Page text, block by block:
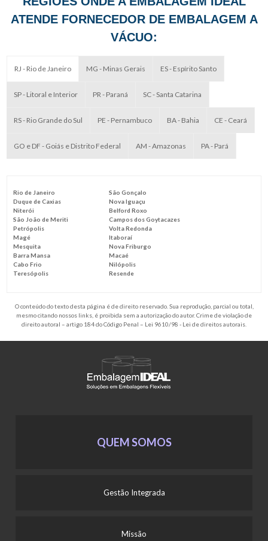
ATENDE FORNECEDOR DE EMBALAGEM A
VÁCUO:
RJ - Rio de Janeiro MG - Minas Gerais ES - Espírito Santo
SP - Litoral e Interior PR - Paraná SC - Santa Catarina
RS - Rio Grande do Sul PE - Pernambuco BA - Bahia CE - Ceará
GO e DF - Goiás e Distrito Federal AM - Amazonas PA - Pará
Rio de Janeiro
São Gonçalo
Duque de Caxias
Nova Iguaçu
Niterói
Belford Roxo
São João de Meriti
Campos dos Goytacazes
Petrópolis
Volta Redonda
Magé
Itaboraí
Mesquita
Nova Friburgo
Barra Mansa
Macaé
Cabo Frio
Nilópolis
Teresópolis
Resende
O conteúdo do texto desta página é de direito reservado. Sua reprodução, parcial ou total,
mesmo citando nossos links, é proibida sem a autorização do autor. Crime de violação de
direito autoral – artigo 184 do Código Penal – Lei 9610/98 - Lei de direitos autorais.
QUEM SOMOS
Gestão Integrada
Missão